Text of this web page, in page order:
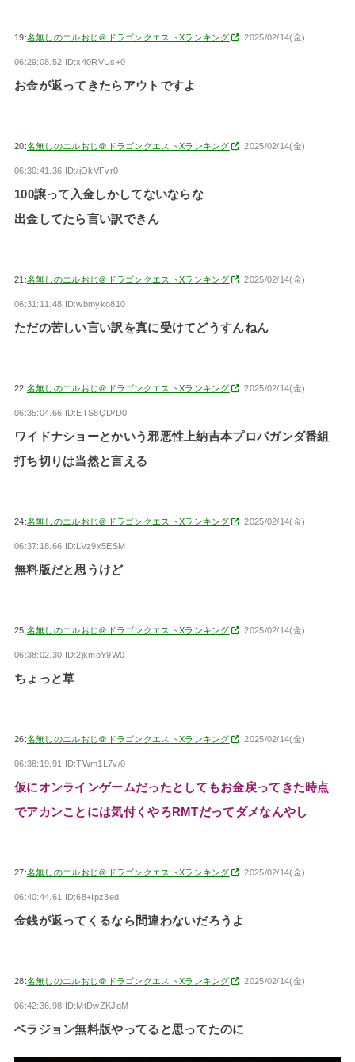
19:名無しのエルおじ＠ドラゴンクエストXランキング 2025/02/14(金)
06:29:08.52 ID:x40RVUs+0
お金が返ってきたらアウトですよ
20:名無しのエルおじ＠ドラゴンクエストXランキング 2025/02/14(金)
06:30:41.36 ID:/jOkVFvr0
100譲って入金しかしてないならな
出金してたら言い訳できん
21:名無しのエルおじ＠ドラゴンクエストXランキング 2025/02/14(金)
06:31:11.48 ID:wbmyko810
ただの苦しい言い訳を真に受けてどうすんねん
22:名無しのエルおじ＠ドラゴンクエストXランキング 2025/02/14(金)
06:35:04.66 ID:ETS8QD/D0
ワイドナショーとかいう邪悪性上納吉本プロパガンダ番組
打ち切りは当然と言える
24:名無しのエルおじ＠ドラゴンクエストXランキング 2025/02/14(金)
06:37:18.66 ID:LVz9x5ESM
無料版だと思うけど
25:名無しのエルおじ＠ドラゴンクエストXランキング 2025/02/14(金)
06:38:02.30 ID:2jkmoY9W0
ちょっと草
26:名無しのエルおじ＠ドラゴンクエストXランキング 2025/02/14(金)
06:38:19.91 ID:TWm1L7v/0
仮にオンラインゲームだったとしてもお金戻ってきた時点
でアカンことには気付くやろRMTだってダメなんやし
27:名無しのエルおじ＠ドラゴンクエストXランキング 2025/02/14(金)
06:40:44.61 ID:68+Ipz3ed
金銭が返ってくるなら間違わないだろうよ
28:名無しのエルおじ＠ドラゴンクエストXランキング 2025/02/14(金)
06:42:36.98 ID:MtDwZKJqM
ベラジョン無料版やってると思ってたのに